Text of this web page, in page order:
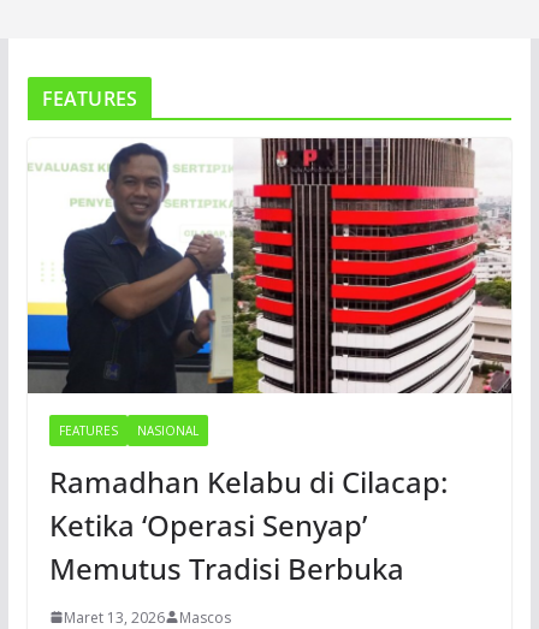
FEATURES
FEATURES NASIONAL
Ramadhan Kelabu di Cilacap:
Ketika ‘Operasi Senyap’
Memutus Tradisi Berbuka
Maret 13, 2026 Mascos